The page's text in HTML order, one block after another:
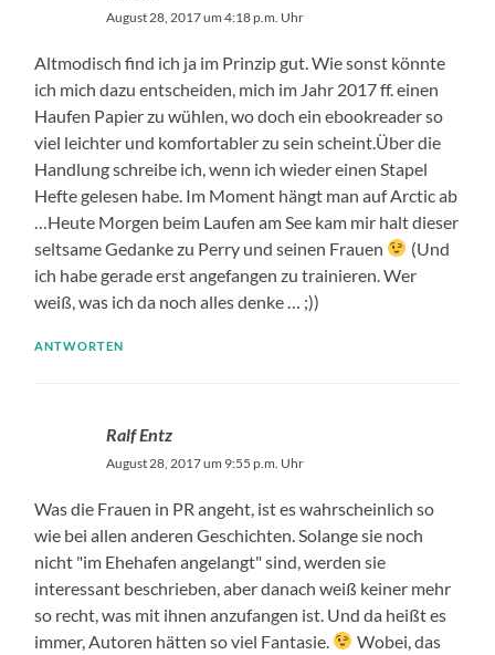
August 28, 2017 um 4:18 p.m. Uhr
Altmodisch find ich ja im Prinzip gut. Wie sonst könnte
ich mich dazu entscheiden, mich im Jahr 2017 ff. einen
Haufen Papier zu wühlen, wo doch ein ebookreader so
viel leichter und komfortabler zu sein scheint.Über die
Handlung schreibe ich, wenn ich wieder einen Stapel
Hefte gelesen habe. Im Moment hängt man auf Arctic ab
…Heute Morgen beim Laufen am See kam mir halt dieser
seltsame Gedanke zu Perry und seinen Frauen
(Und
ich habe gerade erst angefangen zu trainieren. Wer
weiß, was ich da noch alles denke … ;))
ANTWORTEN
Ralf Entz
August 28, 2017 um 9:55 p.m. Uhr
Was die Frauen in PR angeht, ist es wahrscheinlich so
wie bei allen anderen Geschichten. Solange sie noch
nicht "im Ehehafen angelangt" sind, werden sie
interessant beschrieben, aber danach weiß keiner mehr
so recht, was mit ihnen anzufangen ist. Und da heißt es
immer, Autoren hätten so viel Fantasie.
Wobei, das